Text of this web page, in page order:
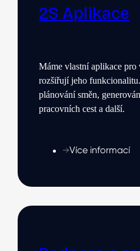
2S Aplikace
Máme vlastní aplikace pro
rozšiřují jeho
plánování směn,
pracovních cest a další.
Více informací